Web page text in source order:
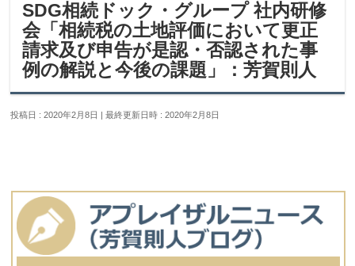
SDG相続ドック・グループ 社内研修
会「相続税の土地評価において更正
請求及び申告が是認・否認された事
例の解説と今後の課題」：芳賀則人
投稿日 : 2020年2月8日 最終更新日時 : 2020年2月8日